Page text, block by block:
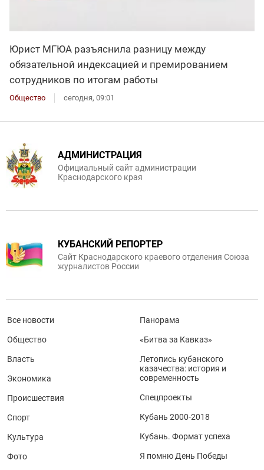
Юрист МГЮА разъяснила разницу между
обязательной индексацией и премированием
сотрудников по итогам работы
Общество сегодня, 09:01
АДМИНИСТРАЦИЯ
Официальный сайт администрации
Краснодарского края
КУБАНСКИЙ РЕПОРТЕР
Сайт Краснодарского краевого отделения Союза
журналистов России
Все новости
Общество
Власть
Экономика
Происшествия
Спорт
Культура
Фото
Панорама
«Битва за Кавказ»
Летопись кубанского
казачества: история и
современность
Спецпроекты
Кубань 2000-2018
Кубань. Формат успеха
Я помню День Победы